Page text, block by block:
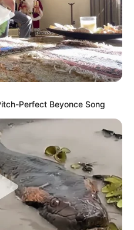
Perfect Beyonce Song